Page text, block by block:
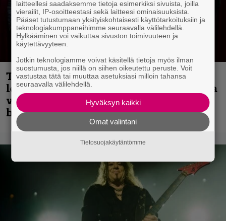
Thrash ’n’ roll -yhtye Madred ryydittää
levyjulkaisua keikkareissulla kuvatulla
videolla – ”Oltiin pakussa kusihädässä
helvetin väsyneenä…”
laitteellesi saadaksemme tietoja esimerkiksi sivuista, joilla
vierailit, IP-osoitteestasi sekä laitteesi ominaisuuksista.
Pääset tutustumaan yksityiskohtaisesti käyttötarkoituksiin ja
teknologiakumppaneihimme seuraavalla välilehdellä.
Hylkääminen voi vaikuttaa sivuston toimivuuteen ja
käytettävyyteen.
Jotkin teknologiamme voivat käsitellä tietoja myös ilman
suostumusta, jos niillä on siihen oikeutettu peruste. Voit
vastustaa tätä tai muuttaa asetuksiasi milloin tahansa
seuraavalla välilehdellä.
Hyväksyn kaikki
Omat valintani
Tietosuojakäytäntömme